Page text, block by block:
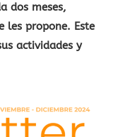
dos meses,
les propone. Este
actividades y